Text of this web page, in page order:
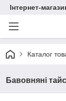
Інтернет-
Каталог
Бавовняні